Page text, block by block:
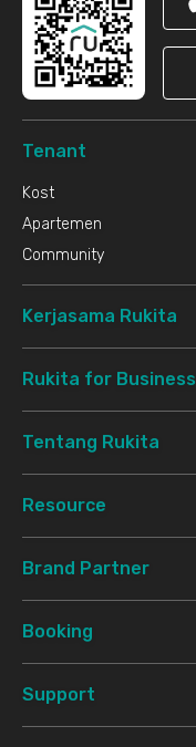
Tenant
Kost
Apartemen
Community
Kerjasama Rukita
Rukita for Business
Tentang Rukita
Resource
Brand Partner
Booking
Support